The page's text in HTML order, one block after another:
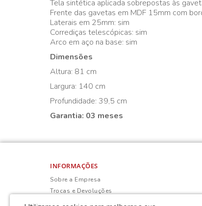
Tela sintética aplicada sobrepostas às
Frente das gavetas em MDF 15mm com
Laterais em 25mm: sim
Corrediças telescópicas: sim
Arco em aço na base: sim
Dimensões
Altura: 81 cm
Largura: 140 cm
Profundidade: 39,5 cm
Garantia: 03 meses
INFORMAÇÕES
Sobre a Empresa
Trocas e Devoluções